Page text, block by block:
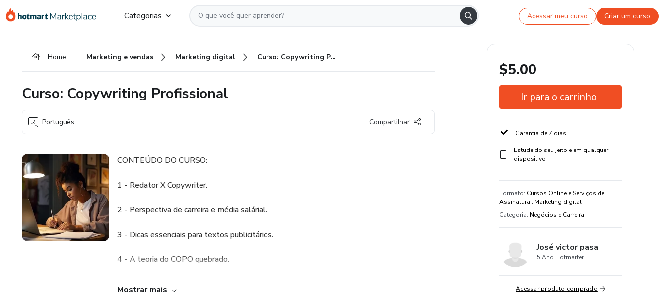
para
para
para
Categorias Acessar meu curso Criar um curso
Home Marketing e vendas Marketing digital Curso: Copywriting Profissional
Curso: Copywriting Profissional
Português Compartilhar
CONTEÚDO DO CURSO:
1 - Redator X Copywriter.
2 - Perspectiva de carreira e média salárial.
3 - Dicas essenciais para textos publicitários.
4 - A teoria do COPO quebrado.
5 - A estrutura da redação publicitária apolínea X dionisíaca.
Mostrar mais
$5.00
Ir para o carrinho
Garantia de 7 dias
Estude do seu jeito e em qualquer
dispositivo
Formato: Cursos Online e Serviços de
Assinatura . Marketing digital
Categoria: Negócios e Carreira
José victor pasa
5 Ano Hotmarter
Acessar produto comprado